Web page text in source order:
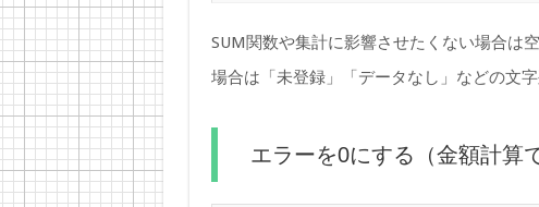
SUM関数や集計に影響させたくない場合は
場合は「未登録」「データなし」などの文字
エラーを0にする（金額計算